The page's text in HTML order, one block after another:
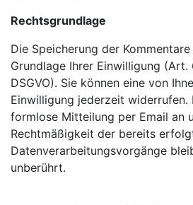
Rechtsgrundlage
Die Speicherung der
Grundlage Ihrer Einwilligung (Art.
DSGVO). Sie können eine von
Einwilligung jederzeit widerrufen.
formlose Mitteilung per Email an
Rechtmäßigkeit der bereits
Datenverarbeitungsvorgänge
unberührt.